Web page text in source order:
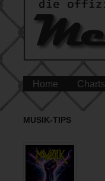
Home Charts
MUSIK-TIPS